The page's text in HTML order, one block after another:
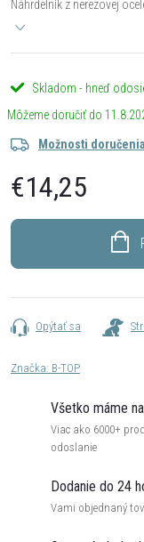
Náhrdelník z nerezovej
Skladom - hneď
Možnosti doručenia
€14,25
Opýtať sa
Značka: B-TOP
Všetko máme
Viac ako 6000+
odoslanie
Dodanie do 24
Vami objednaný